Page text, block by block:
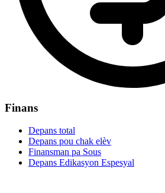
Finans
Depans total
Depans pou chak elèv
Finansman pa Sous
Depans Edikasyon Espesyal